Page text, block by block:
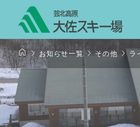
お知らせ一覧その他 ラ